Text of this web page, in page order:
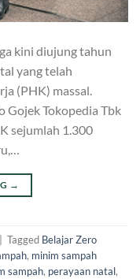
kini diujung tahun
yang telah
(PHK) massal.
Gojek Tokopedia Tbk
sejumlah 1.300
→
Tagged Belajar Zero
, minim sampah
sampah, perayaan natal,